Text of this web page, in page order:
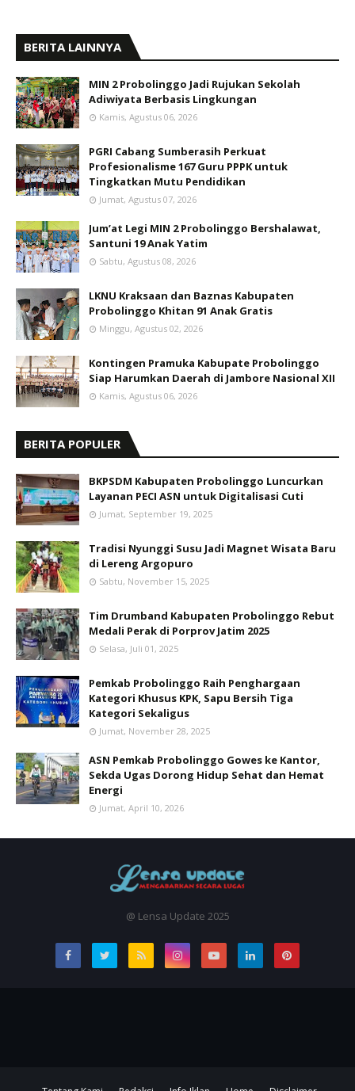
BERITA LAINNYA
MIN 2 Probolinggo Jadi Rujukan Sekolah
Adiwiyata Berbasis Lingkungan
Kamis, Agustus 06, 2026
PGRI Cabang Sumberasih Perkuat
Profesionalisme 167 Guru PPPK untuk
Tingkatkan Mutu Pendidikan
Jumat, Agustus 07, 2026
Jum’at Legi MIN 2 Probolinggo Bershalawat,
Santuni 19 Anak Yatim
Sabtu, Agustus 08, 2026
LKNU Kraksaan dan Baznas Kabupaten
Probolinggo Khitan 91 Anak Gratis
Minggu, Agustus 02, 2026
Kontingen Pramuka Kabupate Probolinggo
Siap Harumkan Daerah di Jambore Nasional XII
Kamis, Agustus 06, 2026
BERITA POPULER
BKPSDM Kabupaten Probolinggo Luncurkan
Layanan PECI ASN untuk Digitalisasi Cuti
Jumat, September 19, 2025
Tradisi Nyunggi Susu Jadi Magnet Wisata Baru
di Lereng Argopuro
Sabtu, November 15, 2025
Tim Drumband Kabupaten Probolinggo Rebut
Medali Perak di Porprov Jatim 2025
Selasa, Juli 01, 2025
Pemkab Probolinggo Raih Penghargaan
Kategori Khusus KPK, Sapu Bersih Tiga
Kategori Sekaligus
Jumat, November 28, 2025
ASN Pemkab Probolinggo Gowes ke Kantor,
Sekda Ugas Dorong Hidup Sehat dan Hemat
Energi
Jumat, April 10, 2026
@ Lensa Update 2025